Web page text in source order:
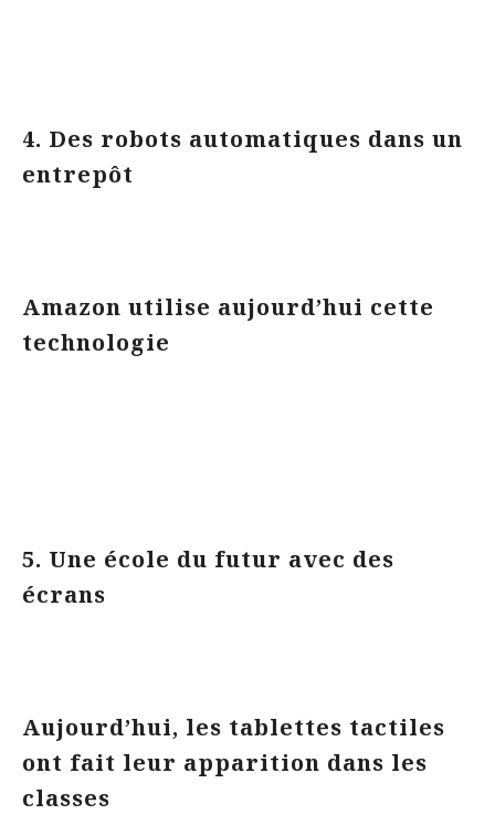
4. Des robots automatiques dans un
entrepôt
Amazon utilise aujourd’hui cette
technologie
5. Une école du futur avec des
écrans
Aujourd’hui, les tablettes tactiles
ont fait leur apparition dans les
classes